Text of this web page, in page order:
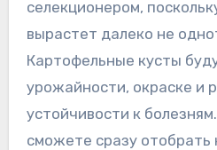
селекционером,
вырастет далеко не
Картофельные кусты
урожайности, окраске и
устойчивости к
сможете сразу отобрать